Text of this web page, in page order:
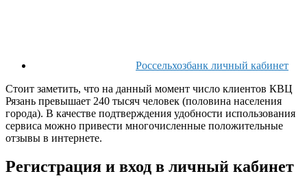
Россельхозбанк личный кабинет
Стоит заметить, что на данный момент число клиентов КВЦ
Рязань превышает 240 тысяч человек (половина населения
города). В качестве подтверждения удобности использования
сервиса можно привести многочисленные положительные
отзывы в интернете.
Регистрация и вход в личный кабинет